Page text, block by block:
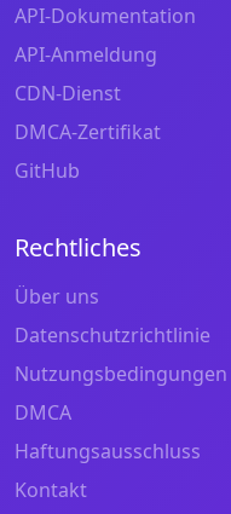
API-Dokumentation
API-Anmeldung
CDN-Dienst
DMCA-Zertifikat
GitHub
Rechtliches
Über uns
Datenschutzrichtlinie
Nutzungsbedingungen
DMCA
Haftungsausschluss
Kontakt